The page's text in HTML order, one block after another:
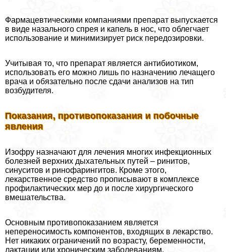
Фармацевтическими компаниями препарат выпускается
в виде назального спрея и капель в нос, что облегчает
использование и минимизирует риск передозировки.
Учитывая то, что препарат является антибиотиком,
использовать его можно лишь по назначению лечащего
врача и обязательно после сдачи анализов на тип
возбудителя.
Показания, противопоказания и побочные
явления
Изофру назначают для лечения многих инфекционных
болезней верхних дыхательных путей – ринитов,
синуситов и ринофарингитов. Кроме этого,
лекарственное средство прописывают в комплексе
профилактических мер до и после хирургического
вмешательства.
Основным противопоказанием является
непереносимость компонентов, входящих в лекарство.
Нет никаких ограничений по возрасту, беременности,
лактации или хроническим заболеваниям.